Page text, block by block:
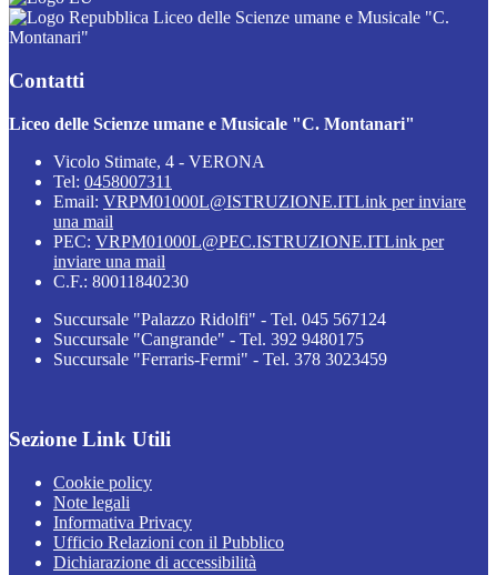
Liceo delle Scienze umane e Musicale "C.
Montanari"
Contatti
Liceo delle Scienze umane e Musicale "C. Montanari"
Vicolo Stimate, 4 - VERONA
Tel: 0458007311
Email: VRPM01000L@ISTRUZIONE.ITLink per inviare
una mail
PEC: VRPM01000L@PEC.ISTRUZIONE.ITLink per
inviare una mail
C.F.: 80011840230
Succursale "Palazzo Ridolfi" - Tel. 045 567124
Succursale "Cangrande" - Tel. 392 9480175
Succursale "Ferraris-Fermi" - Tel. 378 3023459
Sezione Link Utili
Cookie policy
Note legali
Informativa Privacy
Ufficio Relazioni con il Pubblico
Dichiarazione di accessibilità